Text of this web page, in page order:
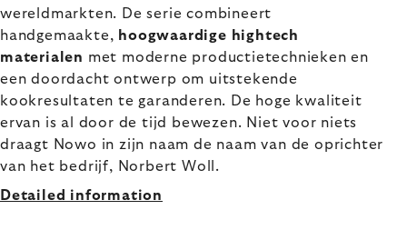
wereldmarkten. De serie combineert
handgemaakte, hoogwaardige hightech
materialen met moderne productietechnieken en
een doordacht ontwerp om uitstekende
kookresultaten te garanderen. De hoge kwaliteit
ervan is al door de tijd bewezen. Niet voor niets
draagt Nowo in zijn naam de naam van de oprichter
van het bedrijf, Norbert Woll.
Detailed information